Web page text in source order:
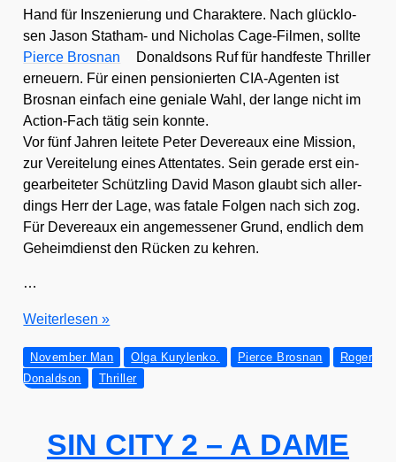
Hand für Insze­nie­rung und Cha­rak­te­re. Nach glück­lo­
sen Jason Stat­ham- und Nicho­las Cage-Fil­men, soll­te
Pier­ce Bros­nan
Donald­sons Ruf für hand­fes­te Thril­ler
erneu­ern. Für einen pen­sio­nier­ten CIA-Agen­ten ist
Bros­nan ein­fach eine genia­le Wahl, der lan­ge nicht im
Action-Fach tätig sein konn­te.
Vor fünf Jah­ren lei­te­te Peter Devereaux eine Mis­si­on,
zur Ver­ei­te­lung eines Atten­ta­tes. Sein gera­de erst ein­
ge­ar­bei­te­ter Schütz­ling David Mason glaubt sich aller­
dings Herr der Lage, was fata­le Fol­gen nach sich zog.
Für Devereaux ein ange­mes­se­ner Grund, end­lich dem
Geheim­dienst den Rücken zu keh­ren.
…
Fan­
sy
Film
THE
Wei­ter­le­sen »
November Man Olga Kurylenko. Pierce Brosnan
Roger
Donaldson
Thriller
SIN CITY 2 – A DAME